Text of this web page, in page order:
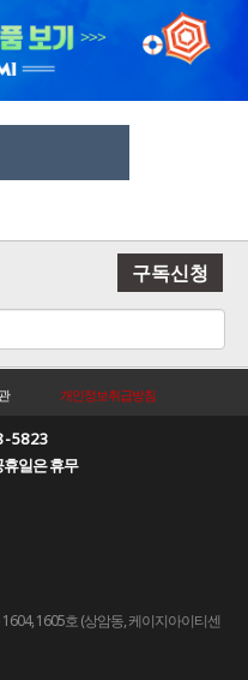
구독신청
개인정보취급방침
5823
일은 휴무
1605호 (상암동, 케이지아이티센